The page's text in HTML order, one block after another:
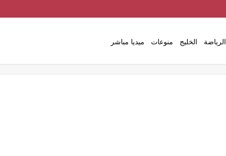
الرياضة الخليج منوعات ميديا مباشر